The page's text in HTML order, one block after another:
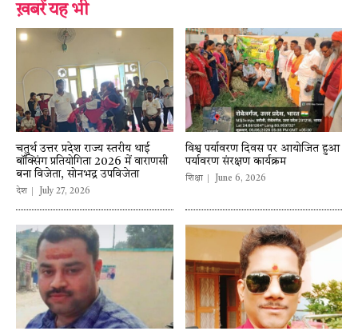
ख़बरें यह भी
चतुर्थ उत्तर प्रदेश राज्य स्तरीय थाई
बॉक्सिंग प्रतियोगिता 2026 में वाराणसी
बना विजेता, सोनभद्र उपविजेता
देश July 27, 2026
विश्व पर्यावरण दिवस पर आयोजित हुआ
पर्यावरण संरक्षण कार्यक्रम
शिक्षा June 6, 2026